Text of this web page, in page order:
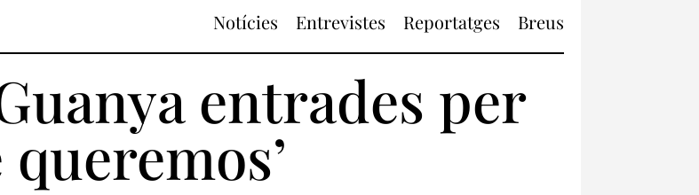
Notícies Entrevistes Reportatges Breus
entrades per
queremos’